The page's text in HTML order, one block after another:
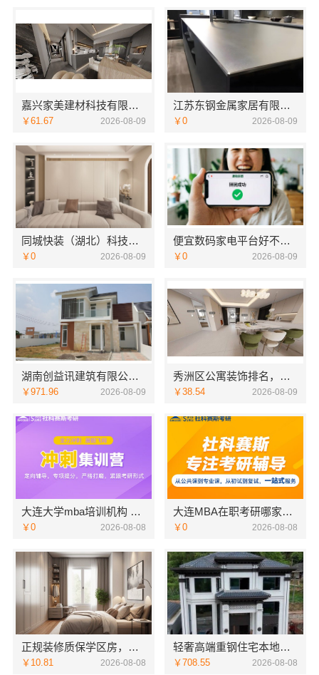
嘉兴家美建材科技有限公司-南湖区精装房装修服务
￥61.67 2026-08-09
江苏东钢金属家居有限公司轻奢极简踢脚线装饰介绍
￥0 2026-08-09
同城快装（湖北）科技有限公司快住靠谱吗省心，老房快装工期保障
￥0 2026-08-09
便宜数码家电平台好不好湖北省惠物电子商务有限公司
￥0 2026-08-09
湖南创益讯建筑有限公司：口碑环保材料打造健康家装
￥971.96 2026-08-09
秀洲区公寓装饰排名，嘉兴锦居装饰材料有限公司口碑如何
￥38.54 2026-08-09
大连大学mba培训机构 社科赛斯MBA考研专业辅导机构
￥0 2026-08-08
大连MBA在职考研哪家教学好-社科赛斯
￥0 2026-08-08
正规装修质保学区房，浙江臻美新型建材有限公司安心
￥10.81 2026-08-08
轻奢高端重钢住宅本地维保，云南晟构建筑建材有限公司贴心服务
￥708.55 2026-08-08